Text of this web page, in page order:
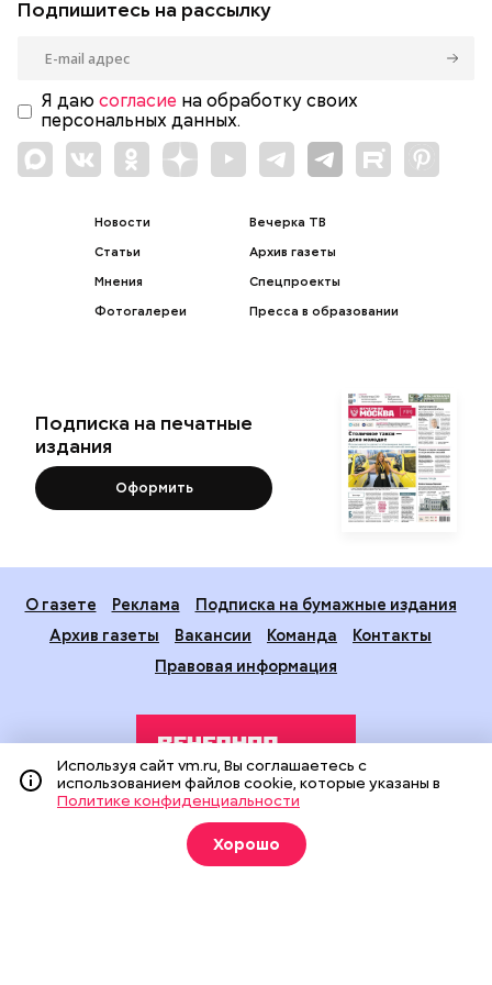
Подпишитесь на рассылку
Я даю согласие на обработку своих
персональных данных.
Новости
Статьи
Мнения
Фотогалереи
Вечерка ТВ
Архив газеты
Спецпроекты
Пресса в образовании
Подписка на печатные
издания
Оформить
О газете Реклама
Подписка на бумажные издания
Архив газеты
Вакансии Команда
Контакты
Правовая информация
Издание создано при финансовой поддержке Департамента
средств массовой информации и рекламы города Москвы.
На сайте применяются рекомендательные технологии
Используя сайт vm.ru, Вы соглашаетесь с
использованием файлов cookie, которые указаны в
Политике конфиденциальности
Хорошо